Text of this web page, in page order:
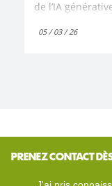
de l’IA
La recherche
05 / 03 / 26
PRENEZ CONTACT